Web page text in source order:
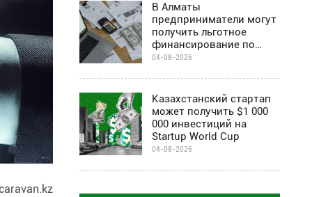
В Алматы
предприниматели могут
получить льготное
финансирование по
программе Almaty
04-08-2026
Казахстанский стартап
может получить $1 000
000 инвестиций на
Startup World Cup
04-08-2026